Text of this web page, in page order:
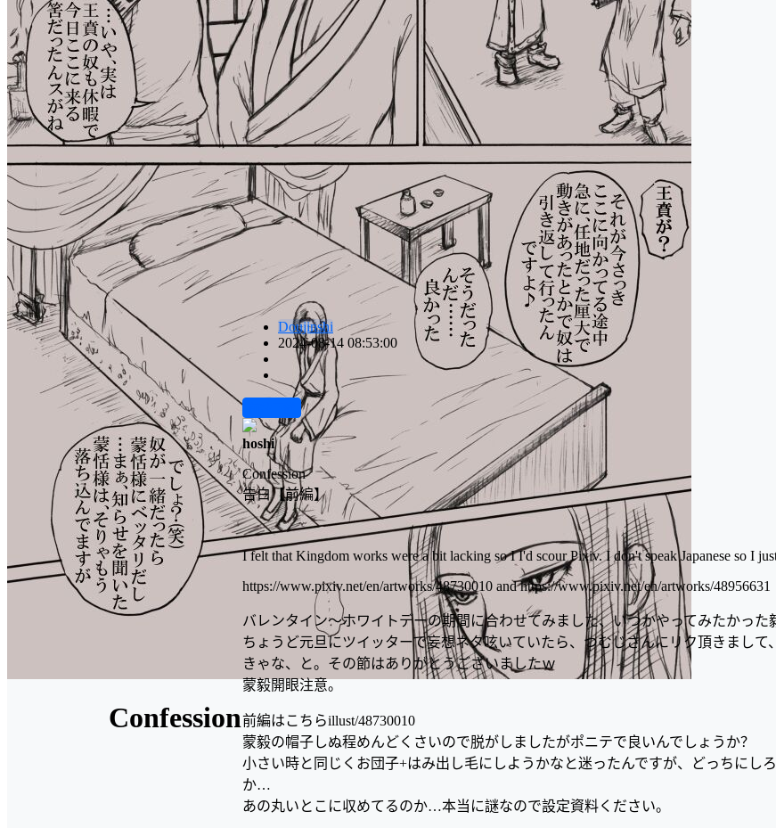
Confession
Doujinshi
2024-08-14 08:53:00
hoshi
Confession
告白【前編】
I felt that Kingdom works were a bit lacking so I I'd scour Pixiv. I don't speak Japanese so I
https://www.pixiv.net/en/artworks/48730010 and https://www.pixiv.net/en/artworks/48956631
バレンタイン～ホワイトデーの期間に合わせてみました、いつかやってみたかった
ちょうど元旦にツイッターで妄想ネタ呟いていたら、つむじさんにリク頂きまして
きゃな、と。その節はありがとうございましたｗ
蒙毅開眼注意。
前編はこちらillust/48730010
蒙毅の帽子しぬ程めんどくさいので脱がしましたがポニテで良いんでしょうか？
小さい時と同じくお団子+はみ出し毛にしようかなと迷ったんですが、どっちにし
か…
あの丸いとこに収めてるのか…本当に謎なので設定資料ください。